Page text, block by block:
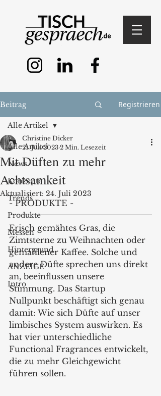
Beitrag Registrieren
Alle Artikel
News
Konzepte
Trends
Produkte
Messen
Hintergrund
ANZEIGE
Intro
Alle Artikel
Mit Düften zu mehr
Achtsamkeit
Christine Dicker
21. Juli 2023 2 Min. Lesezeit
Aktualisiert: 24. Juli 2023
- PRODUKTE -
Frisch gemähtes Gras, die
Zimtsterne zu Weihnachten oder
gemahlener Kaffee. Solche und
andere Düfte sprechen uns direkt
an, beeinflussen unsere
Stimmung. Das Startup
Nullpunkt beschäftigt sich genau
damit: Wie sich Düfte auf unser
limbisches System auswirken. Es
hat vier unterschiedliche
Functional Fragrances entwickelt,
die zu mehr Gleichgewicht
führen sollen.